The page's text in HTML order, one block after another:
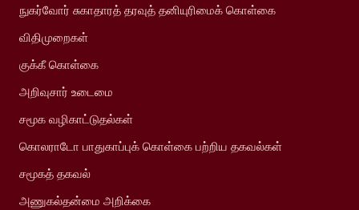
நுகர்வோர் சுகாதாரத் தரவுத் தனியுரிமைக் கொள்கை
விதிமுறைகள்
குக்கீ கொள்கை
அறிவுசார் உடைமை
சமூக வழிகாட்டுதல்கள்
கொலராடோ பாதுகாப்புக் கொள்கை பற்றிய தகவல்கள்
சமூகத் தகவல்
அணுகல்தன்மை அறிக்கை